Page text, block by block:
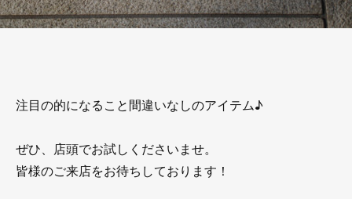
注目の的になること間違いなしのアイテム♪
ぜひ、店頭でお試しくださいませ。
皆様のご来店をお待ちしております！